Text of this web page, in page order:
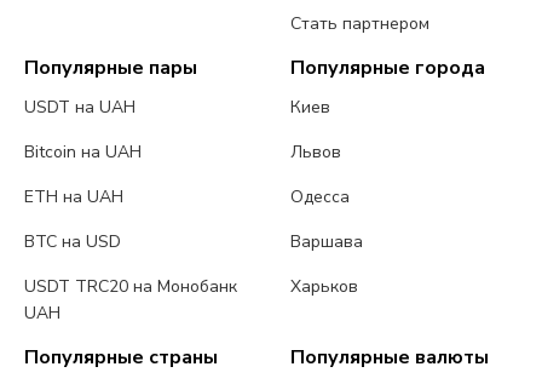
Стать партнером
Популярные пары
USDT на UAH
Bitcoin на UAH
ETH на UAH
BTC на USD
USDT TRC20 на Монобанк
UAH
Популярные города
Киев
Львов
Одесса
Варшава
Харьков
Популярные страны Популярные валюты